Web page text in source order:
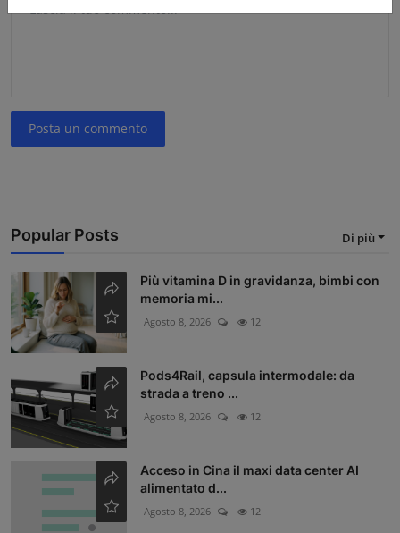
Posta un commento
Popular Posts Di più
Più vitamina D in gravidanza, bimbi con
memoria mi...
Agosto 8, 2026 12
Pods4Rail, capsula intermodale: da
strada a treno ...
Agosto 8, 2026 12
Acceso in Cina il maxi data center AI
alimentato d...
Agosto 8, 2026 12